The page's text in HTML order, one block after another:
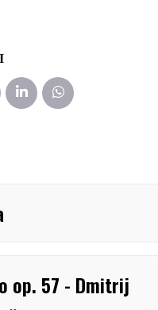
op. 57 - Dmitrij